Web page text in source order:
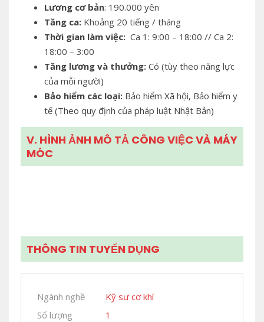
Lương cơ bản: 190.000 yên
Tăng ca: Khoảng 20 tiếng / tháng
Thời gian làm việc: Ca 1: 9:00 – 18:00 // Ca 2:
18:00 – 3:00
Tăng lương và thưởng: Có (tùy theo năng lực
của mỗi người)
Bảo hiểm các loại: Bảo hiểm Xã hội, Bảo hiểm y
tế (Theo quy định của pháp luật Nhật Bản)
V. HÌNH ẢNH MÔ TẢ CÔNG VIỆC VÀ MÁY
MÓC
THÔNG TIN TUYỂN DỤNG
Ngành nghề
Kỹ sư cơ khí
Số lượng
1